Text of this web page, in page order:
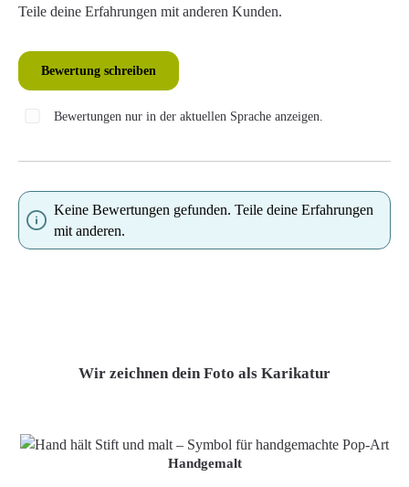
Teile deine Erfahrungen mit anderen Kunden.
Bewertung schreiben
Bewertungen nur in der aktuellen Sprache anzeigen.
Keine Bewertungen gefunden. Teile deine Erfahrungen
mit anderen.
Wir zeichnen dein Foto als Karikatur
Handgemalt